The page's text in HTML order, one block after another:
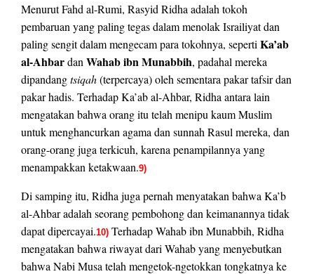
Menurut Fahd al-Rumi, Rasyid Ridha adalah tokoh
pembaruan yang paling tegas dalam menolak Israiliyat dan
paling sengit dalam mengecam para tokohnya, seperti Ka’ab
al-Ahbardan Wahab ibn Munabbih, padahal mereka
dipandangtsiqah(terpercaya) oleh sementara pakar tafsir dan
pakar hadis. Terhadap Ka’ab al-Ahbar, Ridha antara lain
mengatakan bahwa orang itu telah menipu kaum Muslim
untuk menghancurkan agama dan sunnah Rasul mereka, dan
orang-orang juga terkicuh, karena penampilannya yang
menampakkan ketakwaan.9)
Di samping itu, Ridha juga pernah menyatakan bahwa Ka’b
al-Ahbar adalah seorang pembohong dan keimanannya tidak
dapat dipercayai.10) Terhadap Wahab ibn Munabbih, Ridha
mengatakan bahwa riwayat dari Wahab yang menyebutkan
bahwa Nabi Musa telah mengetok-ngetokkan tongkatnya ke